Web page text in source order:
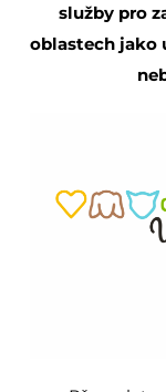
služby pro
oblastech jako